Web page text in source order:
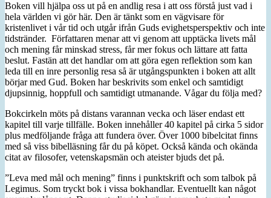
Boken vill hjälpa oss ut på en andlig resa i att oss förstå just vad i
hela världen vi gör här. Den är tänkt som en vägvisare för
kristenlivet i vår tid och utgår ifrån Guds evighetsperspektiv och inte
tidstränder. Författaren menar att vi genom att upptäcka livets mål
och mening får minskad stress, får mer fokus och lättare att fatta
beslut. Fastän att det handlar om att göra egen reflektion som kan
leda till en inre personlig resa så är utgångspunkten i boken att allt
börjar med Gud. Boken har beskrivits som enkel och samtidigt
djupsinnig, hoppfull och samtidigt utmanande. Vågar du följa med?
Bokcirkeln möts på distans varannan vecka och läser endast ett
kapitel till varje tillfälle. Boken innehåller 40 kapitel på cirka 5 sidor
plus medföljande fråga att fundera över. Över 1000 bibelcitat finns
med så viss bibelläsning får du på köpet. Också kända och okända
citat av filosofer, vetenskapsmän och ateister bjuds det på.
”Leva med mål och mening” finns i punktskrift och som talbok på
Legimus. Som tryckt bok i vissa bokhandlar. Eventuellt kan något